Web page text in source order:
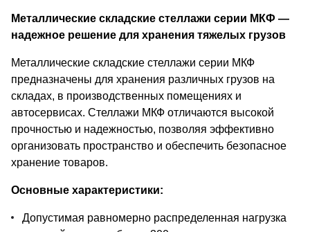
Металлические складские стеллажи серии МКФ —
надежное решение для хранения тяжелых грузов
Металлические складские стеллажи серии МКФ
предназначены для хранения различных грузов на
складах, в производственных помещениях и
автосервисах. Стеллажи МКФ отличаются высокой
прочностью и надежностью, позволяя эффективно
организовать пространство и обеспечить безопасное
хранение товаров.
Основные характеристики:
Допустимая равномерно распределенная нагрузка